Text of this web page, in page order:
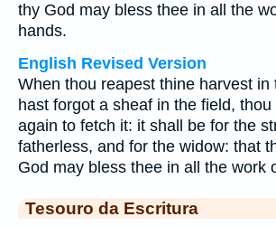
thy God may bless thee in all the
hands.
English Revised Version
When thou reapest thine harvest in
hast forgot a sheaf in the field,
again to fetch it: it shall be for the
fatherless, and for the widow: that
God may bless thee in all the work
Tesouro da Escritura